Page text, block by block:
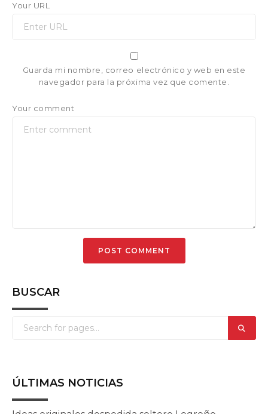
Your URL
Guarda mi nombre, correo electrónico y web en este
navegador para la próxima vez que comente.
Your comment
BUSCAR
ÚLTIMAS NOTICIAS